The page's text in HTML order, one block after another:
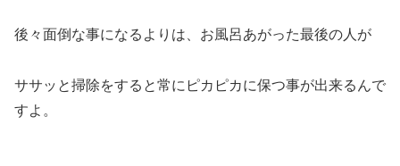
後々面倒な事になるよりは、お風呂あがった最後の人が
ササッと掃除をすると常にピカピカに保つ事が出来るんで
すよ。